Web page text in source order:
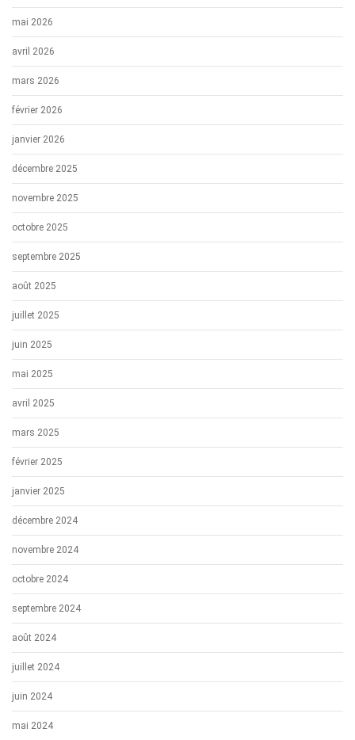
mai 2026
avril 2026
mars 2026
février 2026
janvier 2026
décembre 2025
novembre 2025
octobre 2025
septembre 2025
août 2025
juillet 2025
juin 2025
mai 2025
avril 2025
mars 2025
février 2025
janvier 2025
décembre 2024
novembre 2024
octobre 2024
septembre 2024
août 2024
juillet 2024
juin 2024
mai 2024